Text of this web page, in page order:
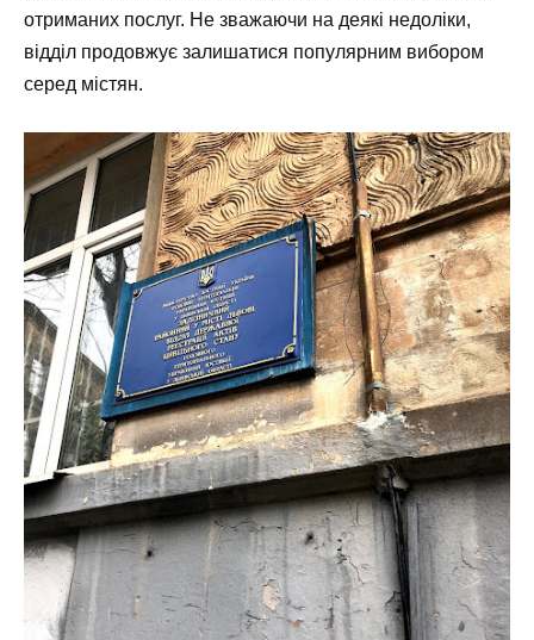
отриманих послуг. Не зважаючи на деякі недоліки,
відділ продовжує залишатися популярним вибором
серед містян.